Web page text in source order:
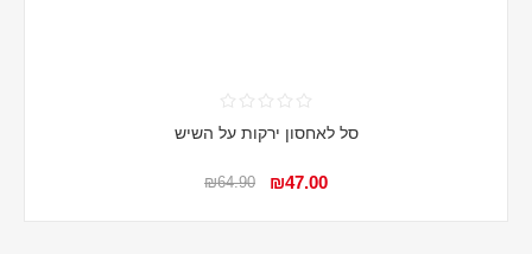
סל לאחסון ירקות על השיש
₪47.00
₪64.90